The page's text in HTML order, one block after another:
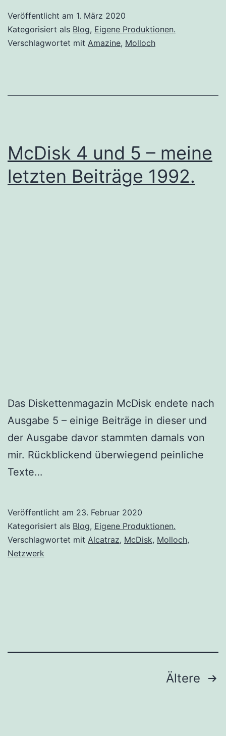
Veröffentlicht am 1. März 2020
Kategorisiert als Blog, Eigene Produktionen.
Verschlagwortet mit Amazine, Molloch
McDisk 4 und 5 – meine
letzten Beiträge 1992.
Das Diskettenmagazin McDisk endete nach
Ausgabe 5 – einige Beiträge in dieser und
der Ausgabe davor stammten damals von
mir. Rückblickend überwiegend peinliche
Texte…
Veröffentlicht am 23. Februar 2020
Kategorisiert als Blog, Eigene Produktionen.
Verschlagwortet mit Alcatraz, McDisk, Molloch,
Netzwerk
Seitennummerierung
Ältere